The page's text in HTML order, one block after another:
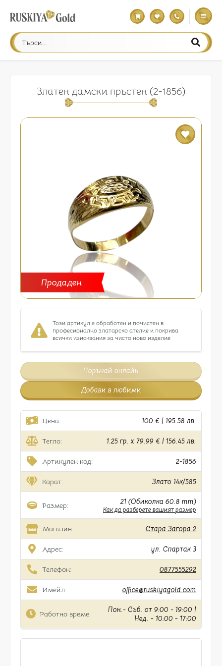
Златен дамски пръстен (2-1856)
Продаден
Този артикул е обработен и почистен в
професионално златарско ателие и покрива
всички изисквания за чисто ново изделие
Поръчай онлайн
Добави в любими
Цена: 100 € | 195.58 лв.
Тегло: 1.25 гр. x 79.99 € | 156.45 лв.
Артикулен код: 2-1856
Карат: Злато 14к/585
Размер: 21 (Обиколка 60.8 mm)
Как да разберете вашият размер
Магазин: Стара Загора 2
Адрес: ул. Спартак 3
Телефон: 0877555292
Имейл: office@ruskiyagold.com
Работно време:
Пон.- Съб. от 9:00 - 19:00 |
Нед. - 10:00 - 17:00